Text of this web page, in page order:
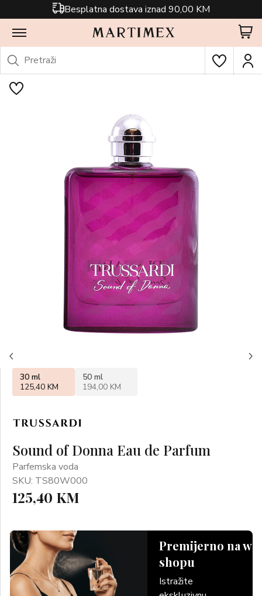
Besplatna dostava iznad 90,00 KM
Sound of Donna Eau de Parfum
Parfemska voda
SKU: TS80W000
125,40 KM
Premijerno na
shopu
Istražite
30 ml
125,40 KM
50 ml
194,00 KM